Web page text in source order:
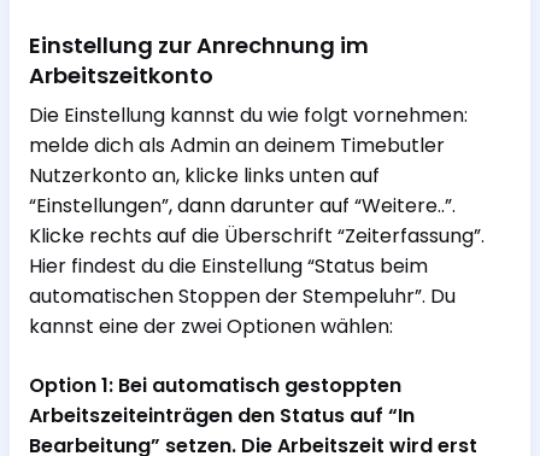
Einstellung zur Anrechnung im
Arbeitszeitkonto
Die Einstellung kannst du wie folgt vornehmen:
melde dich als Admin an deinem Timebutler
Nutzerkonto an, klicke links unten auf
“Einstellungen”, dann darunter auf “Weitere..”.
Klicke rechts auf die Überschrift “Zeiterfassung”.
Hier findest du die Einstellung “Status beim
automatischen Stoppen der Stempeluhr”. Du
kannst eine der zwei Optionen wählen:
Option 1: Bei automatisch gestoppten
Arbeitszeiteinträgen den Status auf “In
Bearbeitung” setzen. Die Arbeitszeit wird erst